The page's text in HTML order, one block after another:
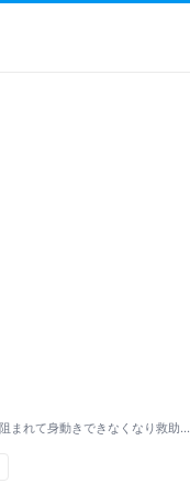
まれて身動きできなくなり救助…